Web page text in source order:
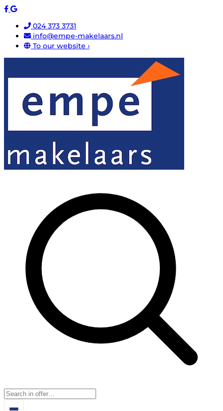
024 373 3731
info@empe-makelaars.nl
To our website ›